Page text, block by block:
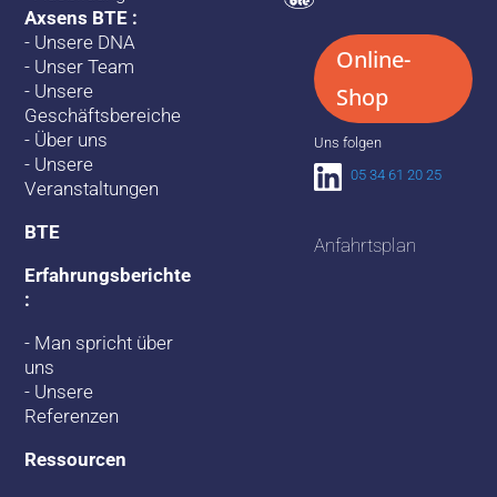
Axsens BTE :
- Unsere DNA
- Unser Team
- Unsere
Geschäftsbereiche
- Über uns
- Unsere
Veranstaltungen
BTE
Erfahrungsberichte
:
- Man spricht über
uns
- Unsere
Referenzen
Ressourcen
Online-
Shop
Uns folgen
05 34 61 20 25
Anfahrtsplan